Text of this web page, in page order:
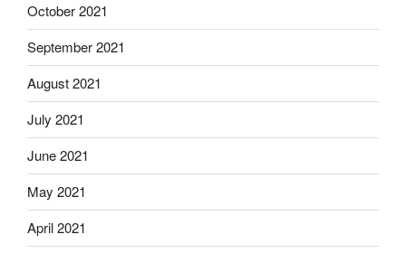
October 2021
September 2021
August 2021
July 2021
June 2021
May 2021
April 2021